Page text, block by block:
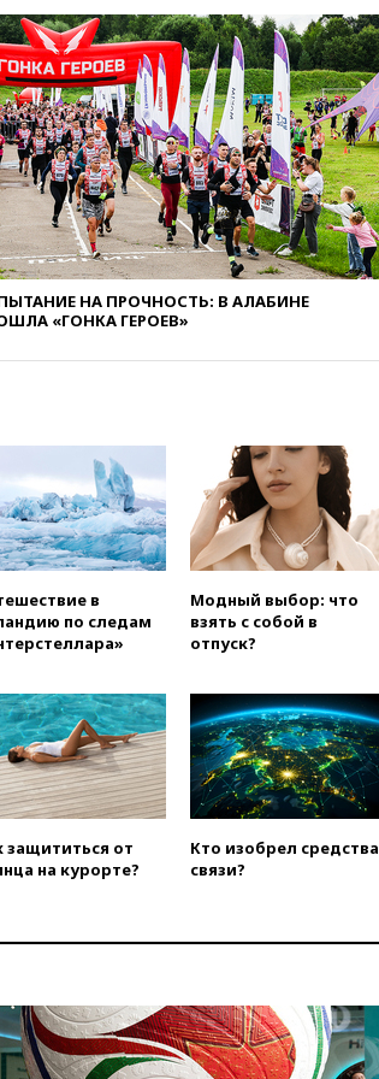
вчера, 22:45Литовец
протаранил погранпункт при
попытке попасть в Россию
вчера, 22:28 Бессент
анонсировал скорое
соглашение о прекращении
огня США и Ирана
вчера, 22:15Три человека
получили ножевые ранения
при нападении в Чехии
вчера, 22:00Путин поручил
выделить средства на новые
области
использовании Starlink для
атак вглубь РФ
вчера, 21:35После пожара на
складе в Брянске возбудили
уголовное дело
РФ по гимнастике получили
официальный отказ в визах от
Хорватии
опубликовал 16 новых видео с
НЛО
вчера, 21:00На границе
Украины с Польшей скопилось
свыше 6,5 тысячи грузовиков
вчера, 20:53 Швыдкой:
«Интервидение» точно
сбила еще 75 украинских
вчера, 20:35Велосипедист
погиб при атаке FPV-дрона в
Белгородской области
НА ПРОЧНОСТЬ: В АЛАБИНЕ
«ГОНКА ГЕРОЕВ»
в
по следам
Модный выбор: что
взять с собой в
отпуск?
защититься от
на курорте?
Кто изобрел средства
связи?